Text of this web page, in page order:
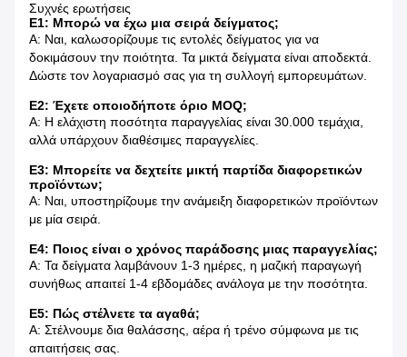
Συχνές ερωτήσεις
Ε1: Μπορώ να έχω μια σειρά δείγματος;
Α: Ναι, καλωσορίζουμε τις εντολές δείγματος για να
δοκιμάσουν την ποιότητα. Τα μικτά δείγματα είναι αποδεκτά.
Δώστε τον λογαριασμό σας για τη συλλογή εμπορευμάτων.
Ε2: Έχετε οποιοδήποτε όριο MOQ;
Α: Η ελάχιστη ποσότητα παραγγελίας είναι 30.000 τεμάχια,
αλλά υπάρχουν διαθέσιμες παραγγελίες.
Ε3: Μπορείτε να δεχτείτε μικτή παρτίδα διαφορετικών
προϊόντων;
Α: Ναι, υποστηρίζουμε την ανάμειξη διαφορετικών προϊόντων
με μία σειρά.
Ε4: Ποιος είναι ο χρόνος παράδοσης μιας παραγγελίας;
Α: Τα δείγματα λαμβάνουν 1-3 ημέρες, η μαζική παραγωγή
συνήθως απαιτεί 1-4 εβδομάδες ανάλογα με την ποσότητα.
Ε5: Πώς στέλνετε τα αγαθά;
Α: Στέλνουμε δια θαλάσσης, αέρα ή τρένο σύμφωνα με τις
απαιτήσεις σας.